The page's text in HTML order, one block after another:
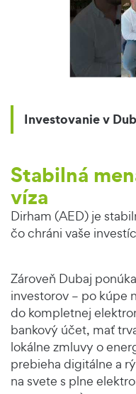
Investovanie v
Stabilná
víza
Dirham (AED) je
čo chráni vaše
Zároveň Dubaj
investorov – po kúpe
do kompletnej
bankový účet, mať
lokálne zmluvy o
prebieha digitálne a
na svete s plne